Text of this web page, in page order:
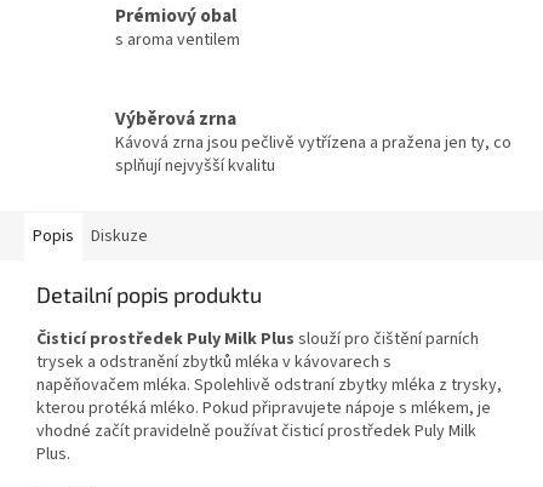
Prémiový obal
s aroma ventilem
Výběrová zrna
Kávová zrna jsou pečlivě vytřízena a pražena jen ty, co
splňují nejvyšší kvalitu
Popis Diskuze
Detailní popis produktu
Čisticí prostředek Puly Milk Plus slouží pro čištění parních
trysek a odstranění zbytků mléka v kávovarech s
napěňovačem mléka. Spolehlivě odstraní zbytky mléka z trysky,
kterou protéká mléko. Pokud připravujete nápoje s mlékem, je
vhodné začít pravidelně používat čisticí prostředek Puly Milk
Plus.